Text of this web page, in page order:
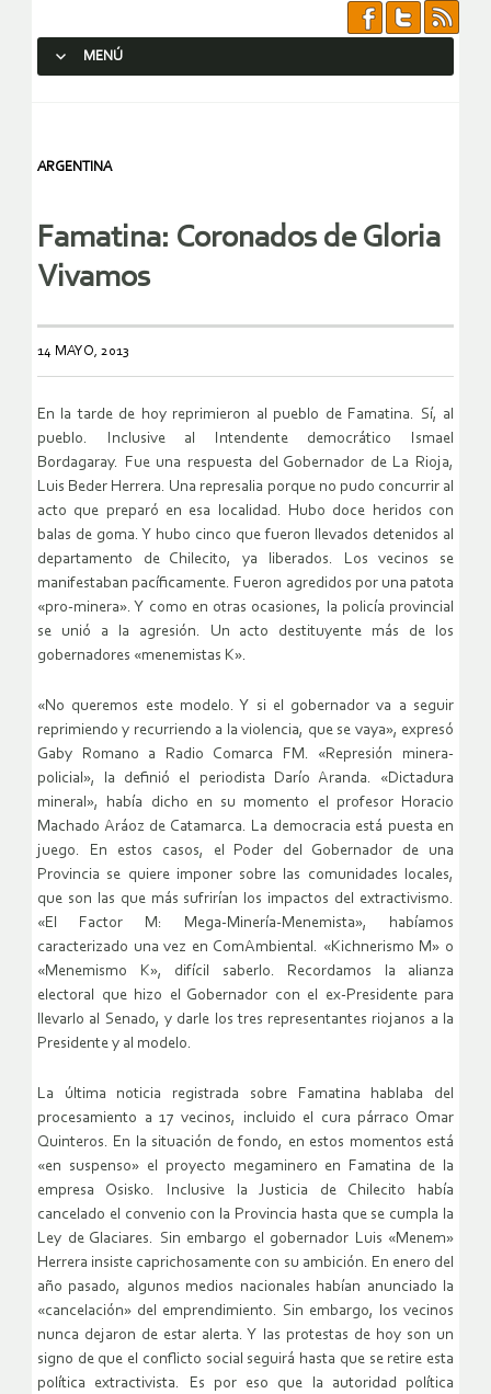
MENÚ
ARGENTINA
Famatina: Coronados de Gloria
Vivamos
14 MAYO, 2013
En la tarde de hoy reprimieron al pueblo de Famatina. Sí, al
pueblo. Inclusive al Intendente democrático Ismael
Bordagaray. Fue una respuesta del Gobernador de La Rioja,
Luis Beder Herrera. Una represalia porque no pudo concurrir al
acto que preparó en esa localidad. Hubo doce heridos con
balas de goma. Y hubo cinco que fueron llevados detenidos al
departamento de Chilecito, ya liberados. Los vecinos se
manifestaban pacíficamente. Fueron agredidos por una patota
«pro-minera». Y como en otras ocasiones, la policía provincial
se unió a la agresión. Un acto destituyente más de los
gobernadores «menemistas K».
«No queremos este modelo. Y si el gobernador va a seguir
reprimiendo y recurriendo a la violencia, que se vaya», expresó
Gaby Romano a Radio Comarca FM. «Represión minera-
policial», la definió el periodista Darío Aranda. «Dictadura
mineral», había dicho en su momento el profesor Horacio
Machado Aráoz de Catamarca. La democracia está puesta en
juego. En estos casos, el Poder del Gobernador de una
Provincia se quiere imponer sobre las comunidades locales,
que son las que más sufrirían los impactos del extractivismo.
«El Factor M: Mega-Minería-Menemista», habíamos
caracterizado una vez en ComAmbiental. «Kichnerismo M» o
«Menemismo K», difícil saberlo. Recordamos la alianza
electoral que hizo el Gobernador con el ex-Presidente para
llevarlo al Senado, y darle los tres representantes riojanos a la
Presidente y al modelo.
La última noticia registrada sobre Famatina hablaba del
procesamiento a 17 vecinos, incluido el cura párraco Omar
Quinteros. En la situación de fondo, en estos momentos está
«en suspenso» el proyecto megaminero en Famatina de la
empresa Osisko. Inclusive la Justicia de Chilecito había
cancelado el convenio con la Provincia hasta que se cumpla la
Ley de Glaciares. Sin embargo el gobernador Luis «Menem»
Herrera insiste caprichosamente con su ambición. En enero del
año pasado, algunos medios nacionales habían anunciado la
«cancelación» del emprendimiento. Sin embargo, los vecinos
nunca dejaron de estar alerta. Y las protestas de hoy son un
signo de que el conflicto social seguirá hasta que se retire esta
política extractivista. Es por eso que la autoridad política